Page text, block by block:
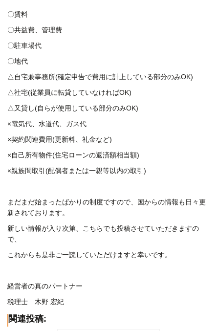
〇賃料
〇共益費、管理費
〇駐車場代
〇地代
△自宅兼事務所(確定申告で費用に計上している部分のみOK)
△社宅(従業員に転貸していなければOK)
△又貸し(自らが使用している部分のみOK)
×電気代、水道代、ガス代
×契約関連費用(更新料、礼金など)
×自己所有物件(住宅ローンの返済額相当額)
×親族間取引(配偶者または一親等以内の取引)
まだまだ始まったばかりの制度ですので、国からの情報も日々更
新されております。
新しい情報が入り次第、こちらでも投稿させていただきますの
で、
これからも是非ご一読していただけますと幸いです。
経営者の真のパートナー
税理士 木野 宏紀
関連投稿: